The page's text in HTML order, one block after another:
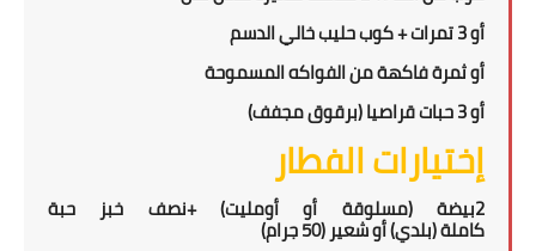
أو 3 تمرات + كوب حليب خالي الدسم
أو ثمرة فاكهة من الفواكه المسموحة
أو 3 حبات قراصيا (برقوق مجفف)
إختيارات الفطار
2بيضة (مسلوقة أو أومليت) +نصف خبز حبة
كاملة(بلدي)أوشعير(50 جرام
)